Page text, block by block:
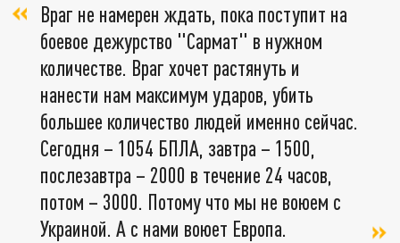
Враг не намерен ждать, пока поступит на
боевое дежурство "Сармат" в нужном
количестве. Враг хочет растянуть и
нанести нам максимум ударов, убить
большее количество людей именно сейчас.
Сегодня – 1054 БПЛА, завтра – 1500,
послезавтра – 2000 в течение 24 часов,
потом – 3000. Потому что мы не воюем с
Украиной. А с нами воюет Европа.